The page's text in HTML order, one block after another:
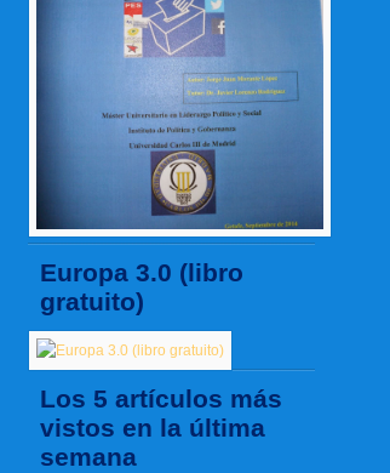
Europa 3.0 (libro
gratuito)
Los 5 artículos más
vistos en la última
semana